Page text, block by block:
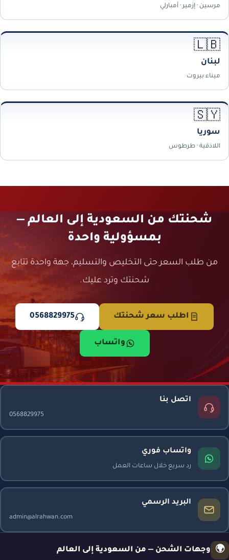
مرسين · إزمير · أمبارلي
🇱🇧
لبنان
ميناء بيروت
🇸🇾
سوريا
اللاذقية · طرطوس
شحنتك من السعودية إلى العالم —
بمسؤولية واحدة
من طلب السعر حتى التخليص والتسليم، جهة واحدة تتابع
شحنتك وترد عليك.
اطلب سعر شحنتك 0568829975
واتساب
اتصل بنا
0568829975
واتساب فوري
رد سريع خلال ساعات العمل
البريد الرسمي
admin@alrahwan.com
🌍 وجهات الشحن — من السعودية إلى العالم